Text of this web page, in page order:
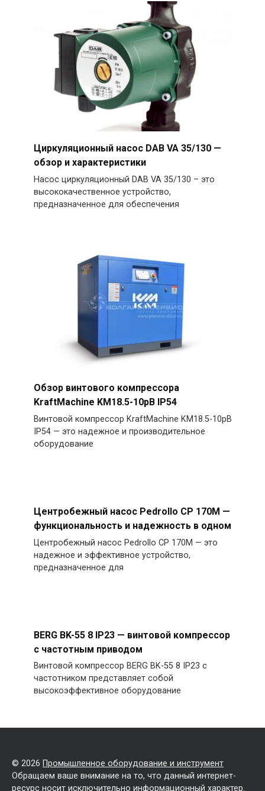
Циркуляционный насос DAB VA 35/130 —
обзор и характеристики
Насос циркуляционный DAB VA 35/130 – это
высококачественное устройство,
предназначенное для обеспечения
Обзор винтового компрессора
KraftMachine KM18.5-10рВ IP54
Винтовой компрессор KraftMachine KM18.5-10рВ
IP54 — это надежное и производительное
оборудование
Центробежный насос Pedrollo CP 170M —
функциональность и надежность в одном
Центробежный насос Pedrollo CP 170M — это
надежное и эффективное устройство,
предназначенное для
BERG BK-55 8 IP23 — винтовой компрессор
с частотным приводом
Винтовой компрессор BERG BK-55 8 IP23 с
частотником представляет собой
высокоэффективное оборудование
© 2026 Промышленное оборудование и инструмент
Обращаем ваше внимание на то, что данный интернет-
ресурс носит исключительно информационный характер.